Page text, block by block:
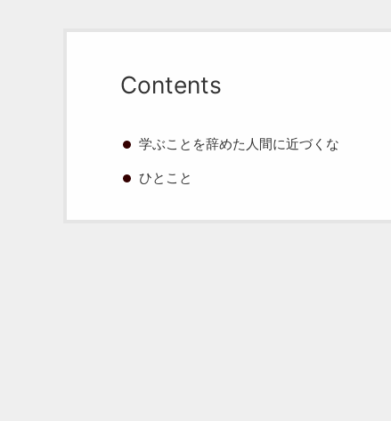
Contents
学ぶことを辞めた人間に近づくな
ひとこと